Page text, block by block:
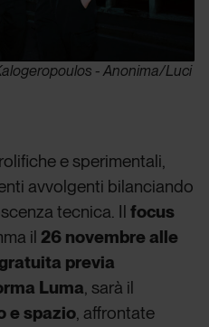
- Anonima/Luci
e sperimentali,
avvolgenti bilanciando
tecnica. Ilfocus
il26 novembre alle
previa
Luma, sarà il
e spazio, affrontate